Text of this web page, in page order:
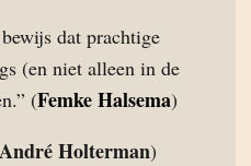
dat prachtige
(en niet alleen in de
(Femke Halsema)
André Holterman)